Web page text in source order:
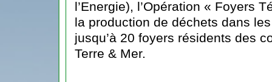
l’Energie), l’Opération « Foyers
la production de déchets dans
jusqu’à 20 foyers résidents des
Terre & Mer.